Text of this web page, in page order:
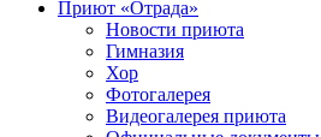
Приют «Отрада»
Новости приюта
Гимназия
Хор
Фотогалерея
Видеогалерея приюта